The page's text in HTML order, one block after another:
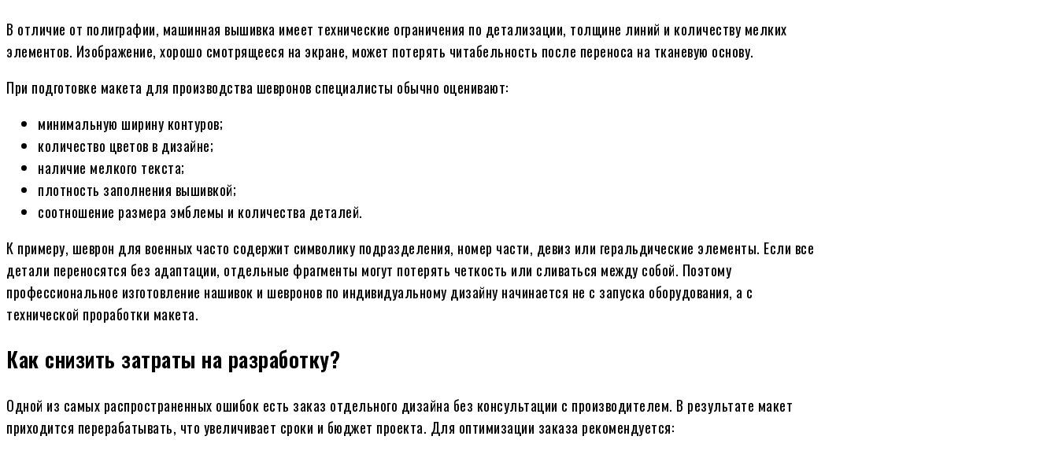
В отличие от полиграфии, машинная вышивка имеет технические ограничения по детализации, толщине линий и количеству мелких
элементов. Изображение, хорошо смотрящееся на экране, может потерять читабельность после переноса на тканевую основу.
При подготовке макета для производства шевронов специалисты обычно оценивают:
минимальную ширину контуров;
количество цветов в дизайне;
наличие мелкого текста;
плотность заполнения вышивкой;
соотношение размера эмблемы и количества деталей.
К примеру, шеврон для военных часто содержит символику подразделения, номер части, девиз или геральдические элементы. Если все
детали переносятся без адаптации, отдельные фрагменты могут потерять четкость или сливаться между собой. Поэтому
профессиональное изготовление нашивок и шевронов по индивидуальному дизайну начинается не с запуска оборудования, а с
технической проработки макета.
Как снизить затраты на разработку?
Одной из самых распространенных ошибок есть заказ отдельного дизайна без консультации с производителем. В результате макет
приходится перерабатывать, что увеличивает сроки и бюджет проекта. Для оптимизации заказа рекомендуется: